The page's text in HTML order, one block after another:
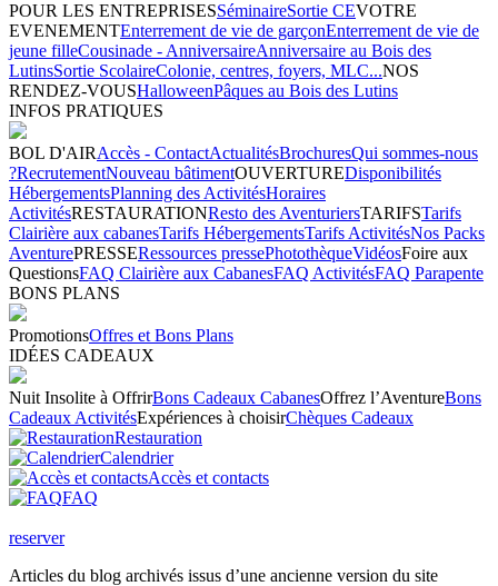
POUR LES ENTREPRISESSéminaireSortie CEVOTRE
EVENEMENTEnterrement de vie de garçonEnterrement de vie de
jeune filleCousinade - AnniversaireAnniversaire au Bois des
LutinsSortie ScolaireColonie, centres, foyers, MLC...NOS
RENDEZ-VOUSHalloweenPâques au Bois des Lutins
INFOS PRATIQUES
BOL D'AIRAccès - ContactActualitésBrochuresQui sommes-nous
?RecrutementNouveau bâtimentOUVERTUREDisponibilités
HébergementsPlanning des ActivitésHoraires
ActivitésRESTAURATIONResto des AventuriersTARIFSTarifs
Clairière aux cabanesTarifs HébergementsTarifs ActivitésNos Packs
AventurePRESSERessources pressePhotothèqueVidéosFoire aux
QuestionsFAQ Clairière aux CabanesFAQ ActivitésFAQ Parapente
BONS PLANS
PromotionsOffres et Bons Plans
IDÉES CADEAUX
Nuit Insolite à OffrirBons Cadeaux CabanesOffrez l’AventureBons
Cadeaux ActivitésExpériences à choisirChèques Cadeaux
Restauration
Calendrier
Accès et contacts
FAQ
reserver
Articles du blog archivés issus d’une ancienne version du site